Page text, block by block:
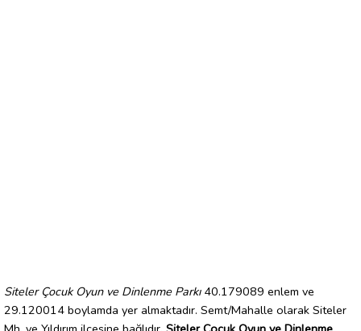
Siteler Çocuk Oyun ve Dinlenme Parkı40.179089 enlem ve
29.120014 boylamda yer almaktadır. Semt/Mahalle olarak Siteler